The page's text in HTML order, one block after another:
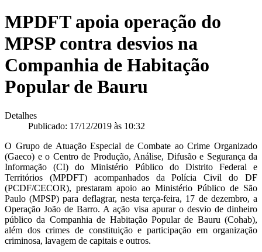
MPDFT apoia operação do
MPSP contra desvios na
Companhia de Habitação
Popular de Bauru
Detalhes
Publicado: 17/12/2019 às 10:32
O Grupo de Atuação Especial de Combate ao Crime Organizado
(Gaeco) e o Centro de Produção, Análise, Difusão e Segurança da
Informação (CI) do Ministério Público do Distrito Federal e
Territórios (MPDFT) acompanhados da Polícia Civil do DF
(PCDF/CECOR), prestaram apoio ao Ministério Público de São
Paulo (MPSP) para deflagrar, nesta terça-feira, 17 de dezembro, a
Operação João de Barro. A ação visa apurar o desvio de dinheiro
público da Companhia de Habitação Popular de Bauru (Cohab),
além dos crimes de constituição e participação em organização
criminosa, lavagem de capitais e outros.